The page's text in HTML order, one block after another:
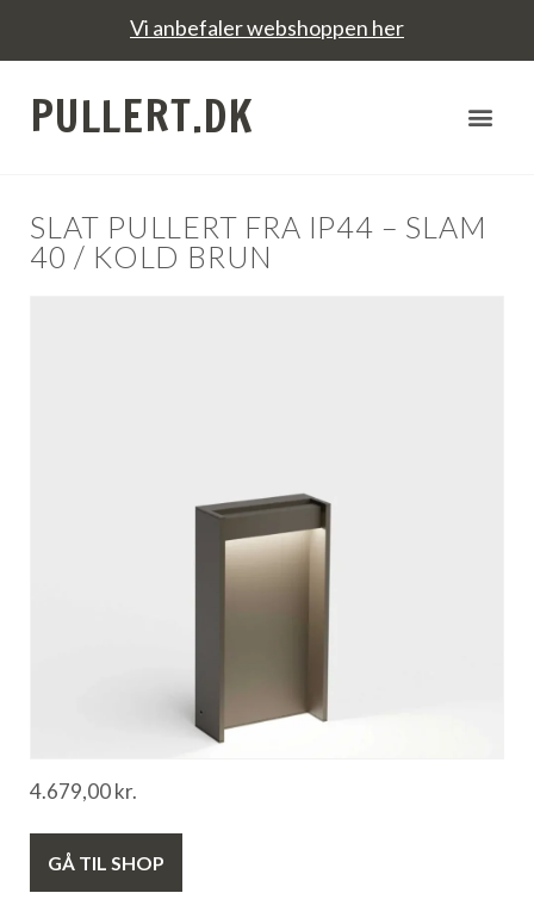
Vi anbefaler webshoppen her
PULLERT.DK
SLAT PULLERT FRA IP44 – SLAM
40 / KOLD BRUN
4.679,00kr.
GÅ TIL SHOP